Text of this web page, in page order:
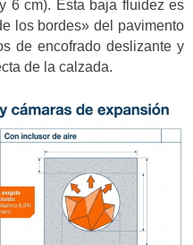
6 cm). Esta baja fluidez es
los bordes» del pavimento
de encofrado deslizante y
de la calzada.